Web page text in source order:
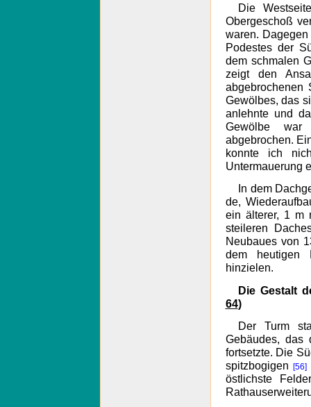
Die
Obergeschoß
waren.
Podestes der
dem schmalen
zeigt den
abgebrochenen
Gewölbes, das
anlehnte und
Gewölbe war
abgebrochen.
konnte ich
Untermauerung
In dem
de,
ein älterer, 1 m
steileren
Neubaues von
dem heutigen
hinzielen.
Die Gestalt
64)
Der Turm
Gebäudes, das
fortsetzte. Die
spitzbogigen[56]
östlichste